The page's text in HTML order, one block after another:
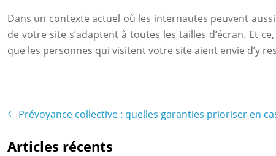
Dans un contexte actuel où les internautes peuvent
de votre site s’adaptent à toutes les tailles d’écran. Et
que les personnes qui visitent votre site aient envie d’y
Prévoyance collective : quelles garanties prioriser en
Articles récents